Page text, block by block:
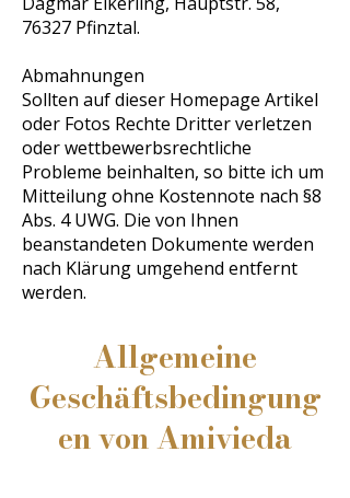
76327 Pfinztal.
Abmahnungen
Sollten auf dieser Homepage Artikel
oder Fotos Rechte Dritter verletzen
oder wettbewerbsrechtliche
Probleme beinhalten, so bitte ich um
Mitteilung ohne Kostennote nach §8
Abs. 4 UWG. Die von Ihnen
beanstandeten Dokumente werden
nach Klärung umgehend entfernt
werden.
Allgemeine
Geschäftsbedingung
en vonAmivieda